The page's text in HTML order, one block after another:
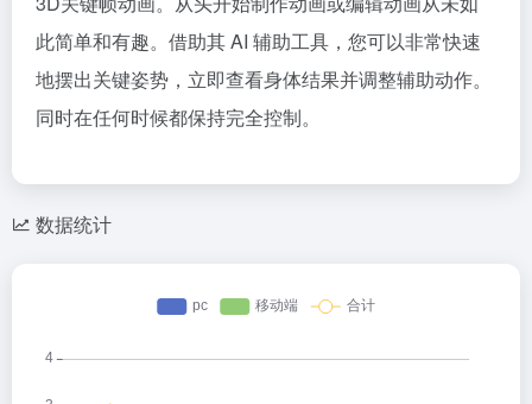
此简单和有趣。借助其 AI 辅助工具，您可以非常快速
地摆出关键姿势，立即查看身体结果并调整辅助动作。
同时在任何时候都保持完全控制。
数据统计